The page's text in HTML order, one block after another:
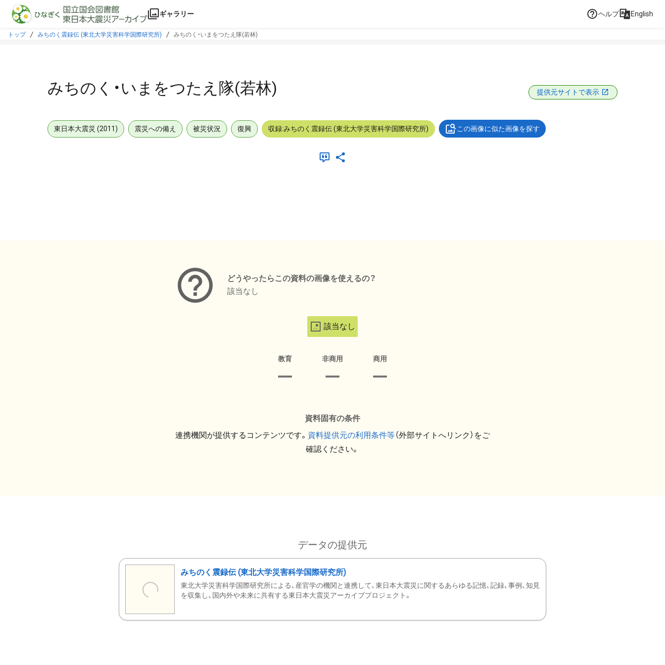
本文に飛ぶ
ギャラリー ヘルプ English
トップ みちのく震録伝 (東北大学災害科学国際研究所) みちのく・いまをつたえ隊(若林)
みちのく・いまをつたえ隊(若林) 提供元サイトで表示
東日本大震災 (2011) 震災への備え 被災状況 復興 収録:みちのく震録伝 (東北大学災害科学国際研究所) この画像に似た画像を探す
どうやったらこの資料の画像を使えるの？
該当なし
該当なし
教育 非商用 商用
資料固有の条件
連携機関が提供するコンテンツです。 資料提供元の利用条件等（外部サイトへリンク）をご
確認ください。
データの提供元
みちのく震録伝 (東北大学災害科学国際研究所)
東北大学災害科学国際研究所による、産官学の機関と連携して、東日本大震災に関するあらゆる記憶、記録、事例、知見
を収集し、国内外や未来に共有する東日本大震災アーカイブプロジェクト。